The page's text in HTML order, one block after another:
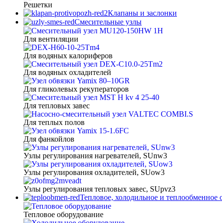
Решетки
Клапаны и заслонки
Смесительные узлы
Для вентиляции
Для водяных калориферов
Для водяных охладителей
Для гликолевых рекуператоров
Для тепловых завес
Для теплых полов
Для фанкойлов
Узлы регулирования нагревателей, SUnw3
Узлы регулирования охладителей, SUow3
Узлы регулирования тепловых завес, SUpvz3
Тепловое, холодильное и теплообменное
Тепловое оборудование